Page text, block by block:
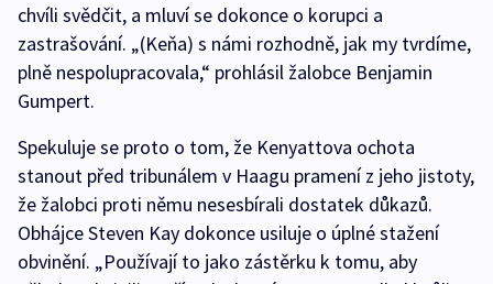
chvíli svědčit, a mluví se dokonce o korupci a
zastrašování. „(Keňa) s námi rozhodně, jak my tvrdíme,
plně nespolupracovala,“ prohlásil žalobce Benjamin
Gumpert.
Spekuluje se proto o tom, že Kenyattova ochota
stanout před tribunálem v Haagu pramení z jeho jistoty,
že žalobci proti němu nesesbírali dostatek důkazů.
Obhájce Steven Kay dokonce usiluje o úplné stažení
obvinění. „Používají to jako zástěrku k tomu, aby